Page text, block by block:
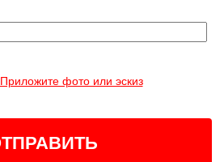
Приложите фото или эскиз